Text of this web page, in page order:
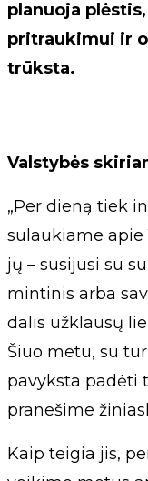
planuoja
pritraukimui ir
trūksta.
Valstybės
„Per dieną tiek
sulaukiame apie
jų – susijusi su
mintinis arba
dalis užklausų
Šiuo metu, su
pavyksta padėti
pranešime
Kaip teigia jis,